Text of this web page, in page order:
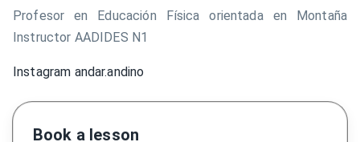
Profesor en Educación Física orientada en Montaña
Instructor AADIDES N1
Instagram andar.andino
Book a lesson